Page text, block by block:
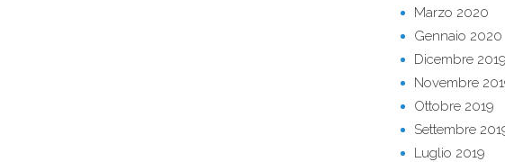
Marzo 2020
Gennaio 2020
Dicembre 2019
Novembre
Ottobre 2019
Settembre
Luglio 2019